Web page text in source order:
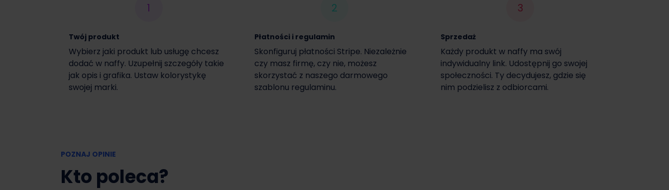
Włącz czasową promocję
1
Twój produkt
Wybierz jaki produkt lub usługę chcesz
dodać w naffy. Uzupełnij szczegóły takie
jak opis i grafika. Ustaw kolorystykę
swojej marki.
2
Płatności i regulamin
Skonfiguruj płatności Stripe. Niezależnie
czy masz firmę, czy nie, możesz
skorzystać z naszego darmowego
szablonu regulaminu.
3
Sprzedaż
Każdy produkt w naffy ma swój
indywidualny link. Udostępnij go swojej
społeczności. Ty decydujesz, gdzie się
nim podzielisz z odbiorcami.
POZNAJ OPINIE
Kto poleca?